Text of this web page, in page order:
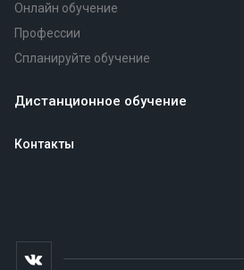
Онлайн обучение
Профессии
Спланируйте обучение
Дистанционное обучение
Контакты